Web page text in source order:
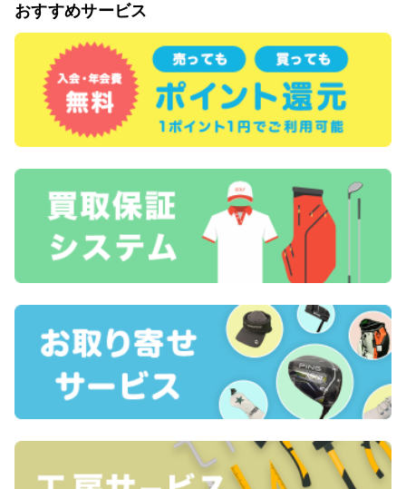
おすすめサービス